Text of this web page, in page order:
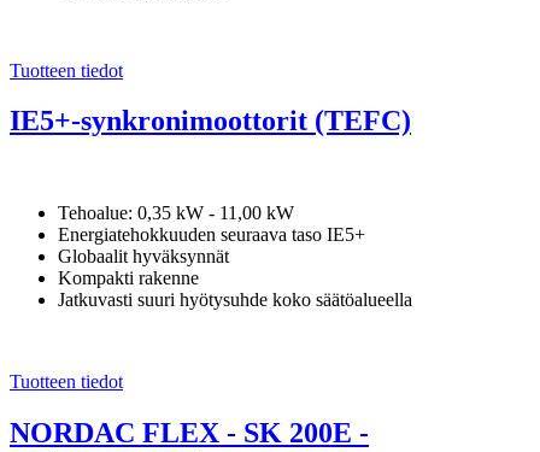
Tuotteen tiedot
IE5+-synkronimoottorit (TEFC)
Tehoalue: 0,35 kW - 11,00 kW
Energiatehokkuuden seuraava taso IE5+
Globaalit hyväksynnät
Kompakti rakenne
Jatkuvasti suuri hyötysuhde koko säätöalueella
Tuotteen tiedot
NORDAC FLEX - SK 200E -